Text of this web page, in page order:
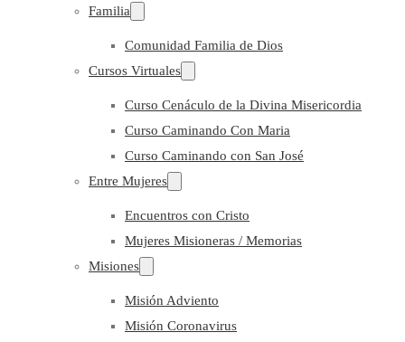
Familia
Comunidad Familia de Dios
Cursos Virtuales
Curso Cenáculo de la Divina Misericordia
Curso Caminando Con Maria
Curso Caminando con San José
Entre Mujeres
Encuentros con Cristo
Mujeres Misioneras / Memorias
Misiones
Misión Adviento
Misión Coronavirus